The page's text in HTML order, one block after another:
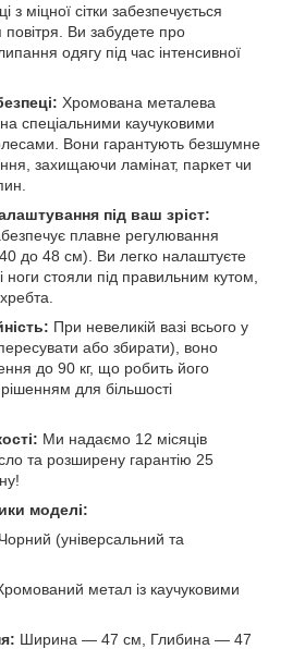
з міцної сітки забезпечується
повітря. Ви забудете про
одягу під час інтенсивної
Хромована металева
спеціальними каучуковими
Вони гарантують безшумне
захищаючи ламінат, паркет чи
під ваш зріст:
плавне регулювання
40 до 48 см). Ви легко налаштуєте
ноги стояли під правильним кутом,
При невеликій вазі всього у
або збирати), воно
до 90 кг, що робить його
для більшості
Ми надаємо 12 місяців
та розширену гарантію 25
моделі:
Чорний (універсальний та
метал із каучуковими
Ширина — 47 см, Глибина — 47